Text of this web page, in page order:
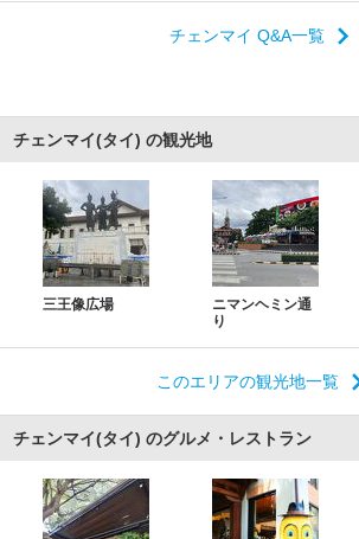
チェンマイ Q&A一覧
チェンマイ(タイ) の観光地
三王像広場
ニマンヘミン通
り
このエリアの観光地一覧
チェンマイ(タイ) のグルメ・レストラン